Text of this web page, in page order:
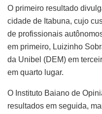
O primeiro resultado
cidade de Itabuna, cujo
de profissionais
em primeiro, Luizinho
da Unibel (DEM) em
em quarto lugar.
O Instituto Baiano de
resultados em seguida,